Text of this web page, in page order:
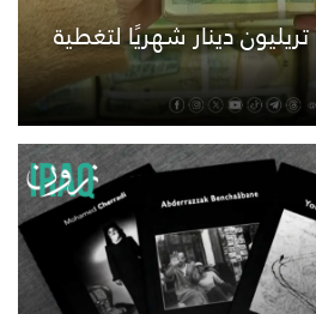
الحكومة تحتاج 7.8 تريليون دينار شهريًا لتغطية